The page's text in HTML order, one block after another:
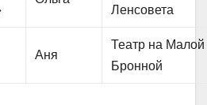
Ленсовета
Аня
Театр на Малой
Бронной